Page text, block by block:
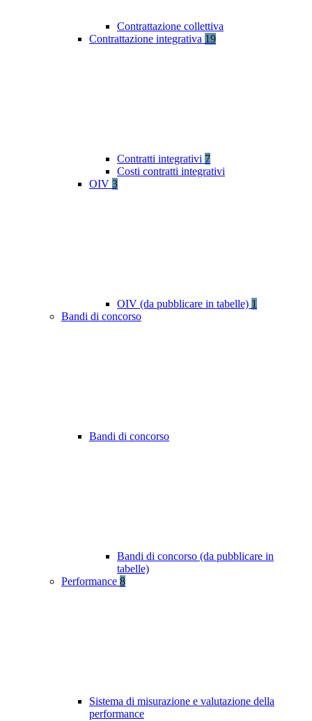
Contrattazione collettiva
Contrattazione integrativa 19
Contratti integrativi 7
Costi contratti integrativi
OIV 3
OIV (da pubblicare in tabelle) 1
Bandi di concorso
Bandi di concorso
Bandi di concorso (da pubblicare in
tabelle)
Performance 8
Sistema di misurazione e valutazione della
performance